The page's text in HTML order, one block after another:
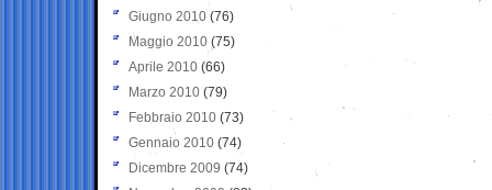
Giugno 2010 (76)
Maggio 2010 (75)
Aprile 2010 (66)
Marzo 2010 (79)
Febbraio 2010 (73)
Gennaio 2010 (74)
Dicembre 2009 (74)